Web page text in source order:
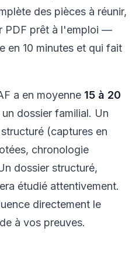
des pièces à réunir,
PDF prêt à l'emploi —
en 10 minutes et qui fait
a en moyenne 15 à 20
dossier familial. Un
(captures en
chronologie
dossier structuré,
étudié attentivement.
directement le
à vos preuves.